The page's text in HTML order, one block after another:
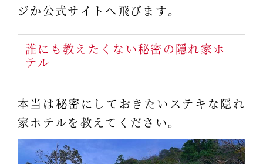
ジか公式サイトへ飛びます。
誰にも教えたくない秘密の隠れ家ホ
テル
本当は秘密にしておきたいステキな隠れ
家ホテルを教えてください。